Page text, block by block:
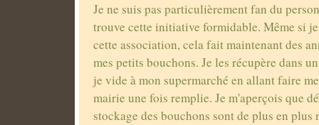
Je ne suis pas particulièrement fan du
trouve cette initiative formidable. Même si
cette association, cela fait maintenant des
mes petits bouchons. Je les récupère dans
je vide à mon supermarché en allant faire
mairie une fois remplie. Je m'aperçois que
stockage des bouchons sont de plus en plus